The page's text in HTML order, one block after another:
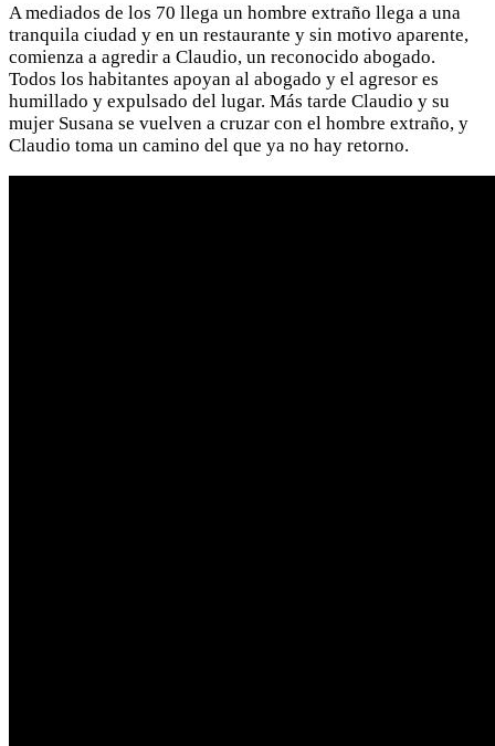
A mediados de los 70 llega un hombre extraño llega a una
tranquila ciudad y en un restaurante y sin motivo aparente,
comienza a agredir a Claudio, un reconocido abogado.
Todos los habitantes apoyan al abogado y el agresor es
humillado y expulsado del lugar. Más tarde Claudio y su
mujer Susana se vuelven a cruzar con el hombre extraño, y
Claudio toma un camino del que ya no hay retorno.